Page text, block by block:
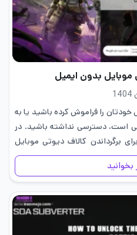
موبایل بدون ایمیل
را فراموش کرده باشید یا به
است، دسترسی نداشته باشید. در
برگرداندن کالاف دیوتی موبایل